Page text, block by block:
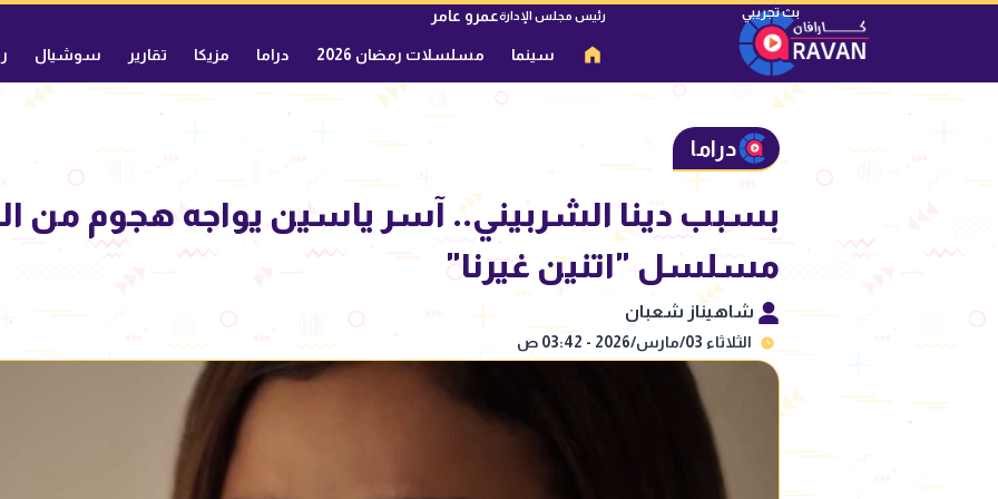
رئيس مجلس الإدارةعمرو عامر
سينما مسلسلات رمضان 2026 دراما مزيكا تقارير سوشيال
دراما
بسبب دينا الشربيني.. آسر ياسين يواجه هجوم من
مسلسل "اتنين غيرنا"
شاهيناز شعبان
الثلاثاء 03/مارس/2026 - 03:42 ص